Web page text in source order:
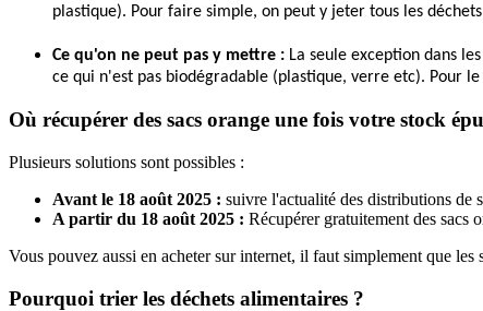
plastique). Pour faire simple, on peut y jeter tous les
Ce qu'on ne peut pas y mettre : La seule exception dans
ce qui n'est pas biodégradable (plastique, verre etc). Pour
Où récupérer des sacs orange une fois votre stock
Plusieurs solutions sont possibles :
Avant le 18 août 2025 : suivre l'actualité des distributions de
A partir du 18 août 2025 : Récupérer gratuitement des sacs
Vous pouvez aussi en acheter sur internet, il faut simplement que
Pourquoi trier les déchets alimentaires ?